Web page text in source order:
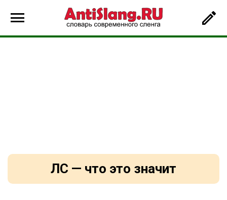
ЛС — что это значит